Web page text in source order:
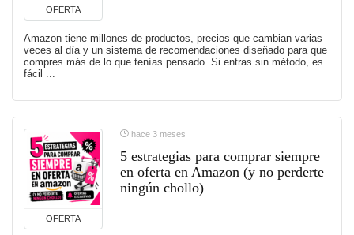
OFERTA
Amazon tiene millones de productos, precios que cambian varias
veces al día y un sistema de recomendaciones diseñado para que
compres más de lo que tenías pensado. Si entras sin método, es
fácil ...
OFERTA
hace 3 meses
5 estrategias para comprar siempre
en oferta en Amazon (y no perderte
ningún chollo)